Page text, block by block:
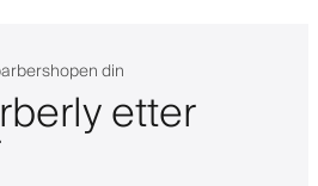
din
etter